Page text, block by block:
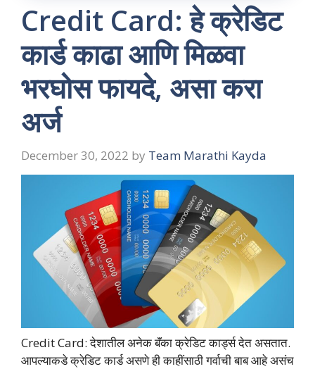
Credit Card: हे क्रेडिट
कार्ड काढा आणि मिळवा
भरघोस फायदे, असा करा
अर्ज
December 30, 2022 by Team Marathi Kayda
Credit Card: देशातील अनेक बॅंका क्रेडिट कार्ड्स देत असतात.
आपल्याकडे क्रेडिट कार्ड असणे ही काहींसाठी गर्वाची बाब आहे असंच